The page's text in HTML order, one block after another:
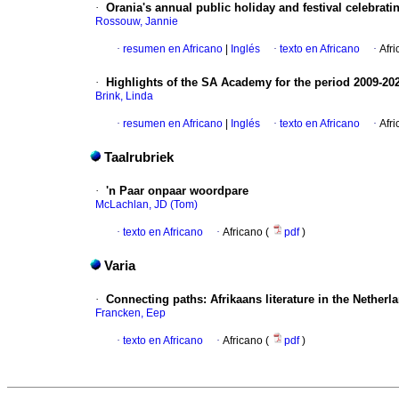
· Orania's annual public holiday and festival
Rossouw, Jannie
· resumen en Africano Inglés · texto en Africano ·
· Highlights of the SA Academy for the period 2009-
Brink, Linda
· resumen en Africano Inglés · texto en Africano ·
Taalrubriek
· 'n Paar onpaar woordpare
McLachlan, JD (Tom)
· texto en Africano · Africano ( pdf)
Varia
· Connecting paths: Afrikaans literature in the
Francken, Eep
· texto en Africano · Africano ( pdf)